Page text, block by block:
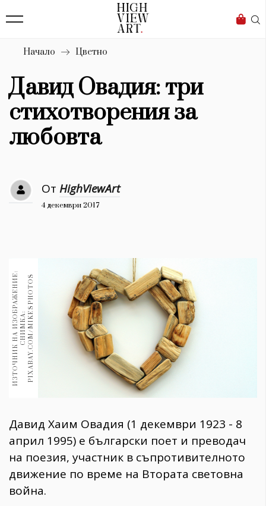
Бизнес
Мода
Dialogue
Изкуство
4338
Дизайн
30+
Гурме 1709
Пътувай
237
Здраве
Gentlemen
381
Wellness
1815
Начало Цветно
Давид Овадия: три
стихотворения за
любовта
От HighViewArt
4 декември 2017
И
З
Т
О
Ч
Н
И
К
Н
А
И
З
О
Б
Р
А
Ж
Е
Н
ИЕ
:
С
Н
И
М
К
А:
P
I
X
A
B
A
Y
.
C
O
M
/
M
I
KE
S
P
H
O
T
OS
Давид Хаим Овадия (1 декември 1923 - 8
април 1995) е български поет и преводач
на поезия, участник в съпротивителното
движение по време на Втората световна
война.